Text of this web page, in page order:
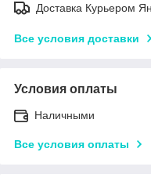
Доставка Курьером
Все условия доставки
Условия оплаты
Наличными
Все условия оплаты